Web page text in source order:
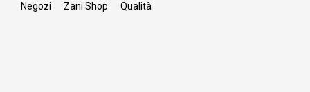
Negozi
Zani Shop Qualità